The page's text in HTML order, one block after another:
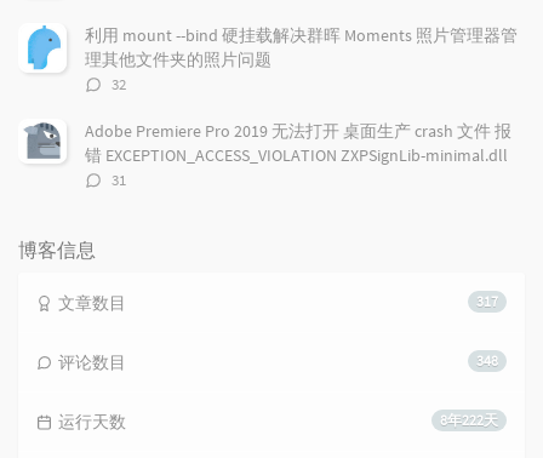
数：
利用 mount --bind 硬挂载解决群晖 Moments 照片管理器管
理其他文件夹的照片问题
评
数：
32
Adobe Premiere Pro 2019 无法打开 桌面生产 crash 文件 报
错 EXCEPTION_ACCESS_VIOLATION ZXPSignLib-minimal.dll
评
31
博客信息
317
文章数目
348
评论数目
8年222天
运行天数